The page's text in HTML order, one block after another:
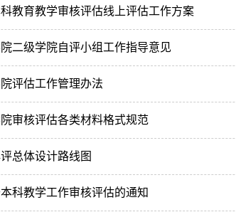
教育教学审核评估线上评估工作方案
二级学院自评小组工作指导意见
评估工作管理办法
审核评估各类材料格式规范
总体设计路线图
科教学工作审核评估的通知